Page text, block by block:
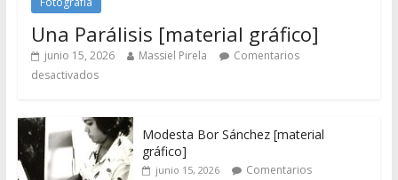
Una Parálisis [material gráfico]
junio 15, 2026 Massiel Pirela
Comentarios
desactivados
Modesta Bor Sánchez [material
gráfico]
junio 15, 2026
Comentarios